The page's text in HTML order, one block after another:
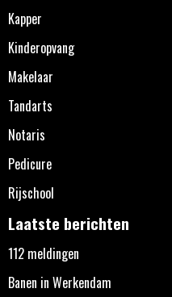
Kapper
Kinderopvang
Makelaar
Tandarts
Notaris
Pedicure
Rijschool
Laatste berichten
112 meldingen
Banen in Werkendam